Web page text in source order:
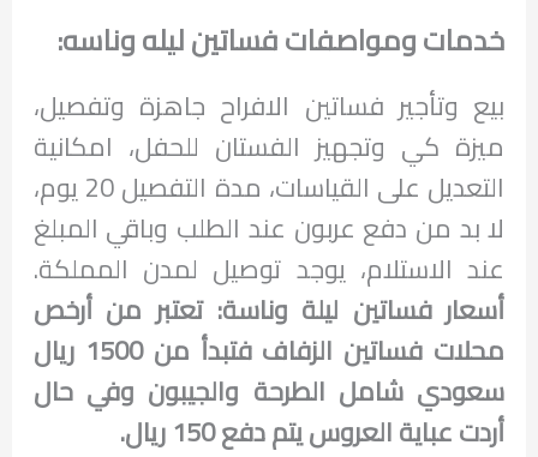
خدمات ومواصفات فساتين ليله وناسه:
بيع وتأجير فساتين الافراح جاهزة وتفصيل،
ميزة كي وتجهيز الفستان للحفل، امكانية
التعديل على القياسات، مدة التفصيل 20 يوم،
لا بد من دفع عربون عند الطلب وباقي المبلغ
عند الاستلام، يوجد توصيل لمدن المملكة.
أسعار فساتين ليلة وناسة: تعتبر من أرخص
محلات فساتين الزفاف فتبدأ من 1500 ريال
سعودي شامل الطرحة والجيبون وفي حال
أردت عباية العروس يتم دفع 150 ريال.